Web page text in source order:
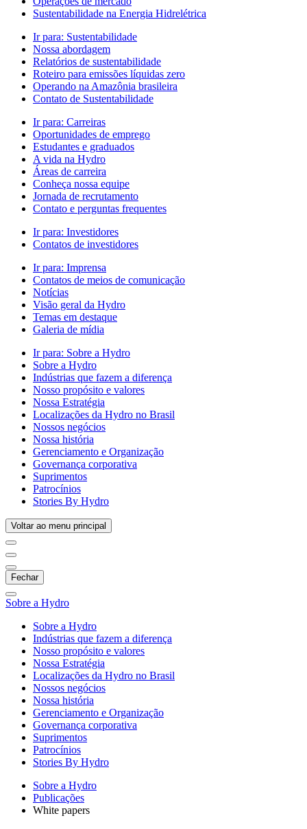
Sustentabilidade na Energia Hidrelétrica
Ir para: Sustentabilidade
Nossa abordagem
Relatórios de sustentabilidade
Roteiro para emissões líquidas zero
Operando na Amazônia brasileira
Contato de Sustentabilidade
Ir para: Carreiras
Oportunidades de emprego
Estudantes e graduados
A vida na Hydro
Áreas de carreira
Conheça nossa equipe
Jornada de recrutamento
Contato e perguntas frequentes
Ir para: Investidores
Contatos de investidores
Ir para: Imprensa
Contatos de meios de comunicação
Notícias
Visão geral da Hydro
Temas em destaque
Galeria de mídia
Ir para: Sobre a Hydro
Sobre a Hydro
Indústrias que fazem a diferença
Nosso propósito e valores
Nossa Estratégia
Localizações da Hydro no Brasil
Nossos negócios
Nossa história
Gerenciamento e Organização
Governança corporativa
Suprimentos
Patrocínios
Stories By Hydro
Voltar ao menu principal
Fechar
Sobre a Hydro
Sobre a Hydro
Indústrias que fazem a diferença
Nosso propósito e valores
Nossa Estratégia
Localizações da Hydro no Brasil
Nossos negócios
Nossa história
Gerenciamento e Organização
Governança corporativa
Suprimentos
Patrocínios
Stories By Hydro
Sobre a Hydro
Publicações
White papers